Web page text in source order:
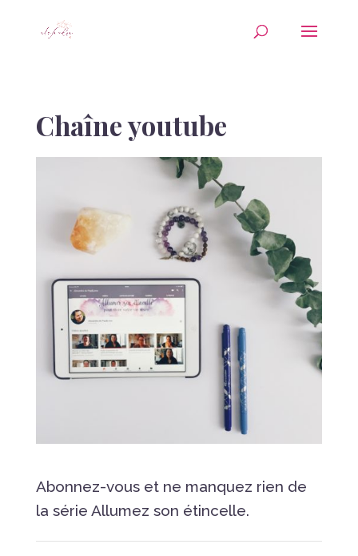
Chaîne youtube
Abonnez-vous et ne manquez rien de
la série Allumez son étincelle.